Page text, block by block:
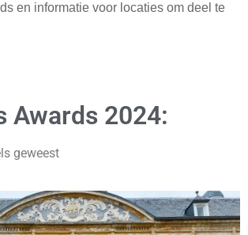
en informatie voor locaties om deel te
Awards 2024:
geweest